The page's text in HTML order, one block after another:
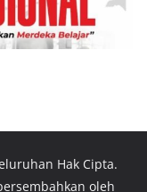
Hak Cipta.
oleh